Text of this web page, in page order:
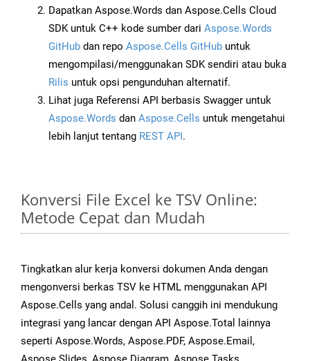
Dapatkan Aspose.Words dan Aspose.Cells Cloud
SDK untuk C++ kode sumber dari Aspose.Words
GitHub dan repo Aspose.Cells GitHub untuk
mengompilasi/menggunakan SDK sendiri atau buka
Rilis untuk opsi pengunduhan alternatif.
Lihat juga Referensi API berbasis Swagger untuk
Aspose.Words dan Aspose.Cells untuk mengetahui
lebih lanjut tentang REST API.
Konversi File Excel ke TSV Online:
Metode Cepat dan Mudah
Tingkatkan alur kerja konversi dokumen Anda dengan
mengonversi berkas TSV ke HTML menggunakan API
Aspose.Cells yang andal. Solusi canggih ini mendukung
integrasi yang lancar dengan API Aspose.Total lainnya
seperti Aspose.Words, Aspose.PDF, Aspose.Email,